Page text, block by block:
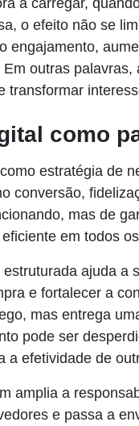
a carregar,
o efeito não se
engajamento,
outras
transformar
como
estratégia de
conversão,
mas de
em todos
ajuda a
e fortalecer a
mas entrega
pode ser
a efetividade de
amplia a
e passa a